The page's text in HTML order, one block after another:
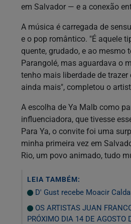
em Salvador — e a conexão
A música é carregada de
e o pop romântico. "É aquele
quente, grudado, e ao mesmo
Parangolé, mas aguardava o
tenho mais liberdade de
ainda mais", completou o
A escolha de Ya Malb como
influenciadora, que tivesse
Para Ya, o convite foi uma
minha primeira vez em
Rio, um povo animado, tudo
LEIA TAMBÉM:
D' Gust recebe Moacir
OS ARTISTAS JUAN
PRÓXIMO DIA 14 DE AGOSTO